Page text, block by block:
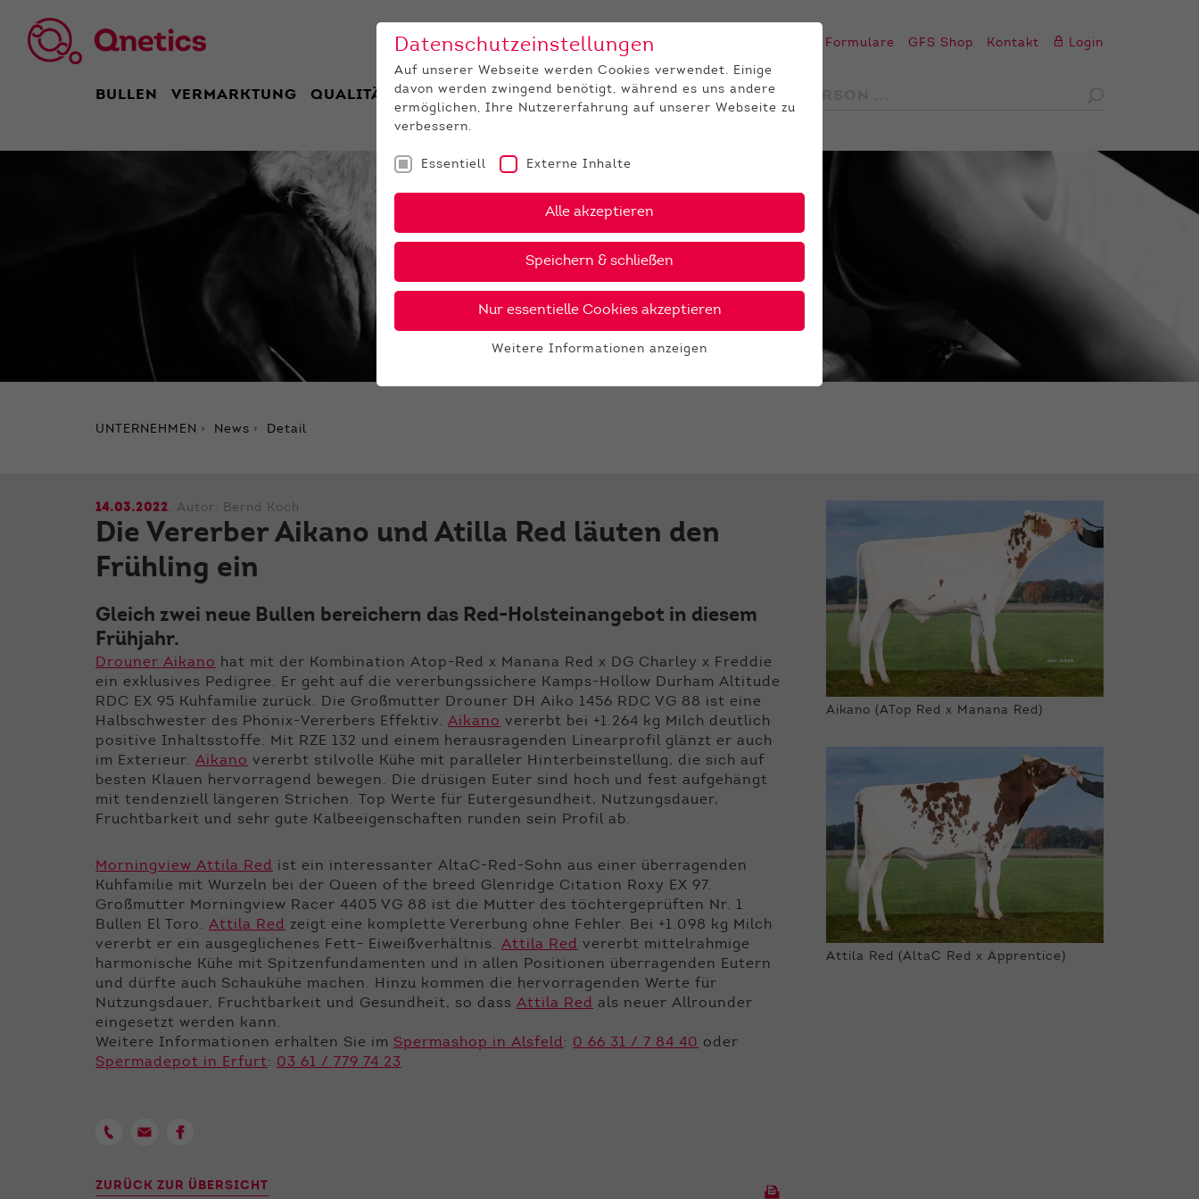
Formulare GFS Shop Kontakt Login
BULLEN VERMARKTUNG QUALITÄT JUNGZÜCHTER
UNTERNEHMEN News Detail
14.03.2022, Autor: Bernd Koch
Die Vererber Aikano und Atilla Red läuten den
Frühling ein
Gleich zwei neue Bullen bereichern das Red-Holsteinangebot in diesem
Frühjahr.
Drouner Aikano hat mit der Kombination Atop-Red x Manana Red x DG Charley x Freddie
ein exklusives Pedigree. Er geht auf die vererbungssichere Kamps-Hollow Durham Altitude
RDC EX 95 Kuhfamilie zurück. Die Großmutter Drouner DH Aiko 1456 RDC VG 88 ist eine
Halbschwester des Phönix-Vererbers Effektiv. Aikano vererbt bei +1.264 kg Milch deutlich
positive Inhaltsstoffe. Mit RZE 132 und einem herausragenden Linearprofil glänzt er auch
im Exterieur. Aikano vererbt stilvolle Kühe mit paralleler Hinterbeinstellung, die sich auf
besten Klauen hervorragend bewegen. Die drüsigen Euter sind hoch und fest aufgehängt
mit tendenziell längeren Strichen. Top Werte für Eutergesundheit, Nutzungsdauer,
Fruchtbarkeit und sehr gute Kalbeeigenschaften runden sein Profil ab.
Morningview Attila Red ist ein interessanter AltaC-Red-Sohn aus einer überragenden
Kuhfamilie mit Wurzeln bei der Queen of the breed Glenridge Citation Roxy EX 97.
Großmutter Morningview Racer 4405 VG 88 ist die Mutter des töchtergeprüften Nr. 1
Bullen El Toro. Attila Red zeigt eine komplette Vererbung ohne Fehler. Bei +1.098 kg Milch
vererbt er ein ausgeglichenes Fett- Eiweißverhältnis. Attila Red vererbt mittelrahmige
harmonische Kühe mit Spitzenfundamenten und in allen Positionen überragenden Eutern
und dürfte auch Schaukühe machen. Hinzu kommen die hervorragenden Werte für
Nutzungsdauer, Fruchtbarkeit und Gesundheit, so dass Attila Red als neuer Allrounder
eingesetzt werden kann.
Weitere Informationen erhalten Sie im Spermashop in Alsfeld: 0 66 31 / 7 84 40 oder
Spermadepot in Erfurt: 03 61 / 779 74 23
ZURÜCK ZUR ÜBERSICHT
Aikano (ATop Red x Manana Red)
Attila Red (AltaC Red x Apprentice)
Datenschutzeinstellungen
Auf unserer Webseite werden Cookies verwendet. Einige
davon werden zwingend benötigt, während es uns andere
ermöglichen, Ihre Nutzererfahrung auf unserer Webseite zu
verbessern.
Essentiell Externe Inhalte
Alle akzeptieren
Speichern & schließen
Nur essentielle Cookies akzeptieren
Laufzeit 1 Jahr
Wir verwenden auf unserer Website externe Inhalte, um
Weitere Informationen anzeigen